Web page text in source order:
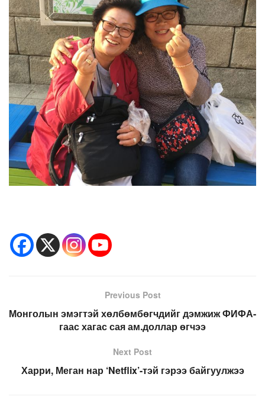
Previous Post
Монголын эмэгтэй хөлбөмбөгчдийг дэмжиж ФИФА-
гаас хагас сая ам.доллар өгчээ
Next Post
Харри, Меган нар ‘Netflix’-тэй гэрээ байгуулжээ